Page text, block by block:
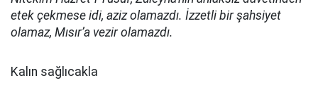
etek çekmese idi, aziz olamazdı. İzzetli bir şahsiyet
olamaz, Mısır’a vezir olamazdı.
Kalın sağlıcakla